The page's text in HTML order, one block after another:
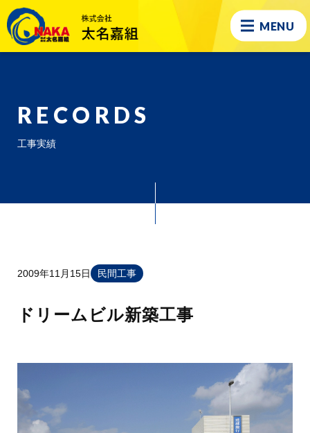
MENU
RECORDS
工事実績
2009年11月15日 民間工事
ドリームビル新築工事